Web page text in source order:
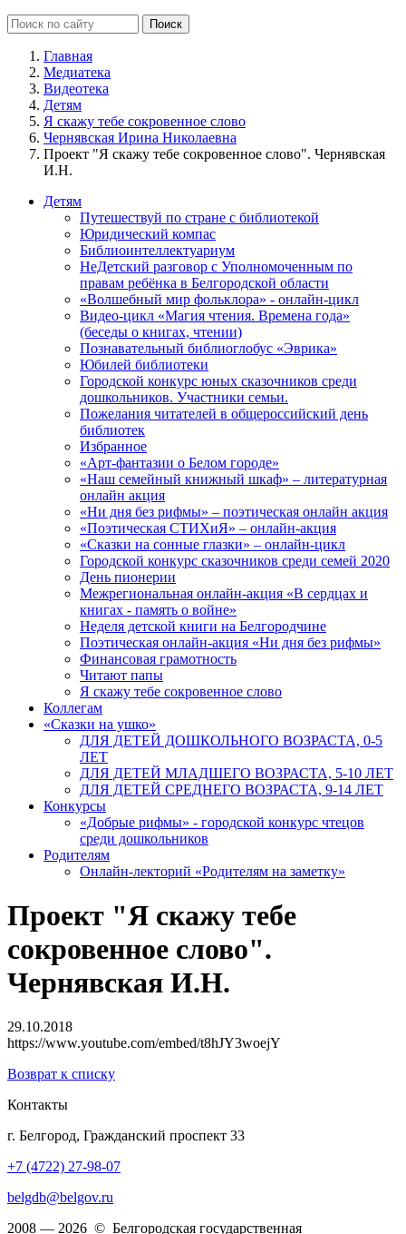
Главная
Медиатека
Видеотека
Детям
Я скажу тебе сокровенное слово
Чернявская Ирина Николаевна
Проект "Я скажу тебе сокровенное слово". Чернявская
И.Н.
Детям
Путешествуй по стране с библиотекой
Юридический компас
Библиоинтеллектуариум
НеДетский разговор с Уполномоченным по
правам ребёнка в Белгородской области
«Волшебный мир фольклора» - онлайн-цикл
Видео-цикл «Магия чтения. Времена года»
(беседы о книгах, чтении)
Познавательный библиоглобус «Эврика»
Юбилей библиотеки
Городской конкурс юных сказочников среди
дошкольников. Участники семьи.
Пожелания читателей в общероссийский день
библиотек
Избранное
«Арт-фантазии о Белом городе»
«Наш семейный книжный шкаф» – литературная
онлайн акция
«Ни дня без рифмы» – поэтическая онлайн акция
«Поэтическая СТИХиЯ» – онлайн-акция
«Сказки на сонные глазки» – онлайн-цикл
Городской конкурс сказочников среди семей 2020
День пионерии
Межрегиональная онлайн-акция «В сердцах и
книгах - память о войне»
Неделя детской книги на Белгородчине
Поэтическая онлайн-акция «Ни дня без рифмы»
Финансовая грамотность
Читают папы
Я скажу тебе сокровенное слово
Коллегам
«Сказки на ушко»
ДЛЯ ДЕТЕЙ ДОШКОЛЬНОГО ВОЗРАСТА, 0-5
ЛЕТ
ДЛЯ ДЕТЕЙ МЛАДШЕГО ВОЗРАСТА, 5-10 ЛЕТ
ДЛЯ ДЕТЕЙ СРЕДНЕГО ВОЗРАСТА, 9-14 ЛЕТ
Конкурсы
«Добрые рифмы» - городской конкурс чтецов
среди дошкольников
Родителям
Онлайн-лекторий «Родителям на заметку»
Проект "Я скажу тебе
сокровенное слово".
Чернявская И.Н.
29.10.2018
https://www.youtube.com/embed/t8hJY3woejY
Возврат к списку
Контакты
г. Белгород, Гражданский проспект 33
+7 (4722) 27-98-07
belgdb@belgov.ru
2008 — 2026 © Белгородская государственная